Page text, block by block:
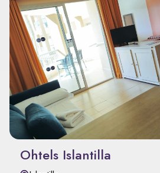
Ohtels Islantilla